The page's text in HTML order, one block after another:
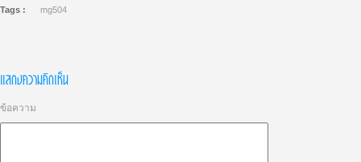
Tags : mg504
แสดงความคิดเห็น
ข้อความ